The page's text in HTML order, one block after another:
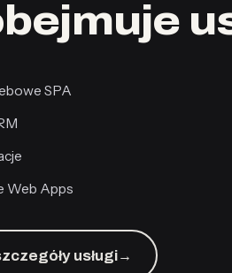
SPA
Web Apps
usługi→